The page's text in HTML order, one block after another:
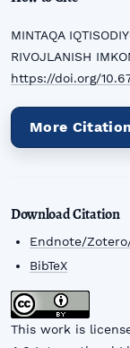
MINTAQA
RIVOJLANISH
https://doi.org/
More
Download Citation
Endnote/
BibTeX
This work is